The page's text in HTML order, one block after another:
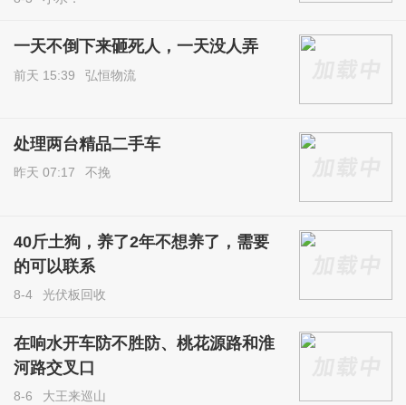
一天不倒下来砸死人，一天没人弄
前天 15:39 弘恒物流
处理两台精品二手车
昨天 07:17 不挽
40斤土狗，养了2年不想养了，需要
的可以联系
8-4 光伏板回收
在响水开车防不胜防、桃花源路和淮
河路交叉口
8-6 大王来巡山